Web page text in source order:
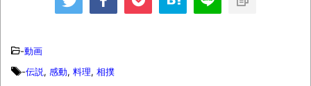
「ム、ムリです・・・」メガネ美人ナース
に入院中のオレのオナサポ懇願したら・・・
-動画
-伝説, 感動, 料理, 相撲